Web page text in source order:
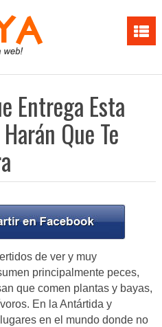
Entrega Esta
Que Te
de ver y muy
principalmente peces,
que comen plantas y bayas,
En la Antártida y
en el mundo donde no